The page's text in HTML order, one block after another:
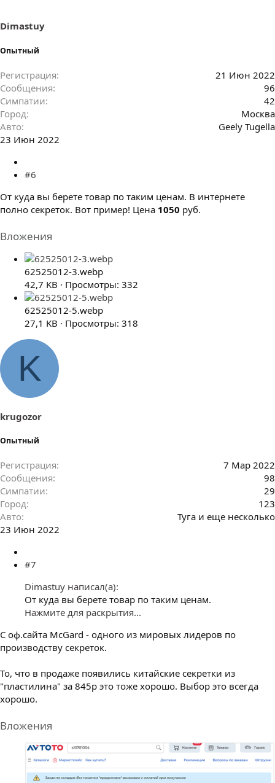
:
Dimastuy
Опытный
Регистрация
21 Июн 2022
Сообщения
96
Симпатии
42
Город
Москва
Авто
Geely Tugella
23 Июн 2022
#6
От куда вы берете товар по таким ценам. В интернете
полно секреток. Вот пример! Цена 1050 руб.
Вложения
62525012-3.webp
42,7 KB · Просмотры: 332
62525012-5.webp
27,1 KB · Просмотры: 318
K
krugozor
Опытный
Регистрация
7 Мар 2022
Сообщения
98
Симпатии
29
Город
123
Авто
Туга и еще несколько
23 Июн 2022
#7
Dimastuy написал(а):
От куда вы берете товар по таким ценам.
Нажмите для раскрытия...
С оф.сайта McGard - одного из мировых лидеров по
производству секреток.
То, что в продаже появились китайские секретки из
"пластилина" за 845р это тоже хорошо. Выбор это всегда
хорошо.
Вложения